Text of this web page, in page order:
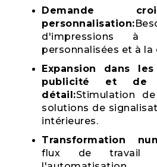
Demande
personnalisation:
d'impressions à
personnalisées et à la
Expansion dans
publicité et
détail:Stimulation
solutions de
intérieures.
Transformation
flux de travail